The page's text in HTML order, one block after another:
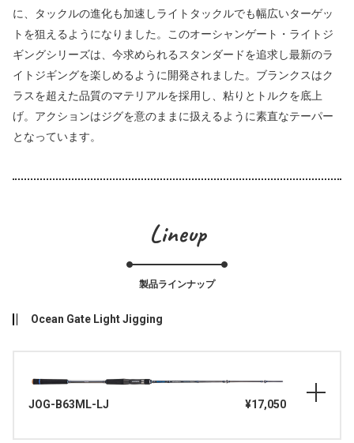
に、タックルの進化も加速しライトタックルでも幅広いターゲッ
トを狙えるようになりました。このオーシャンゲート・ライトジ
ギングシリーズは、今求められるスタンダードを追求し最新のラ
イトジギングを楽しめるように開発されました。ブランクスはク
ラスを超えた品質のマテリアルを採用し、粘りとトルクを底上
げ。アクションはジグを意のままに扱えるように素直なテーパー
となっています。
Lineup
製品ラインナップ
Ocean Gate Light Jigging
JOG-B63ML-LJ ¥17,050